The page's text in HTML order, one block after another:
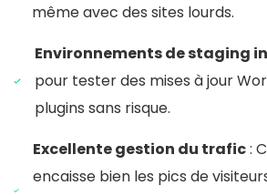
même avec des sites lourds.
Environnements de staging
pour tester des mises à jour
plugins sans risque.
Excellente gestion du trafic:
encaisse bien les pics de